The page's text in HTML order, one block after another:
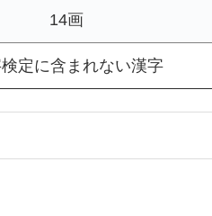
14画
定に含まれない漢字